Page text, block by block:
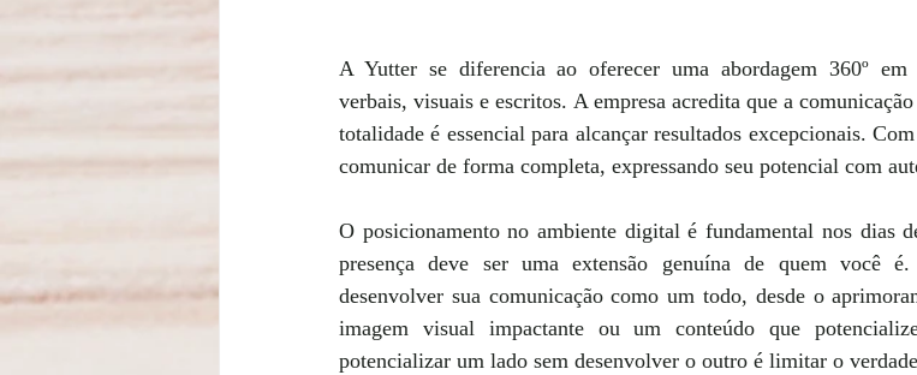
A Yutter se diferencia ao oferecer uma abordagem 360º em
verbais, visuais e escritos. A empresa acredita que a
totalidade é essencial para alcançar resultados excepcionais.
comunicar de forma completa, expressando seu potencial com
O posicionamento no ambiente digital é fundamental nos dias
presença deve ser uma extensão genuína de quem você
desenvolver sua comunicação como um todo, desde o
imagem visual impactante ou um conteúdo que
potencializar um lado sem desenvolver o outro é limitar o